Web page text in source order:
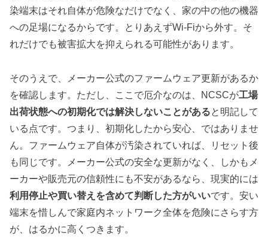
染端末はそれ自体が危険なだけでなく、家の中の他の機器
への足場になるからです。とりあえずWi-Fiから外す。そ
れだけでも被害拡大を抑えられる可能性があります。
そのうえで、メーカー公式のファームウェア更新があるか
を確認します。ただし、ここで厄介なのは、NCSCが工場
出荷状態への初期化では解決しないことがあると明記して
いる点です。つまり、初期化したから安心、ではありませ
ん。ファームウェア自体が汚染されていれば、リセット後
も同じです。メーカー公式の安全な更新がなく、しかもメ
ーカーや販売元の信頼性にも不安があるなら、現実的には
利用停止や買い替えを含めて判断した方がいいです。安い
端末を惜しんで家庭内ネットワーク全体を危険にさらす方
が、はるかに高くつきます。